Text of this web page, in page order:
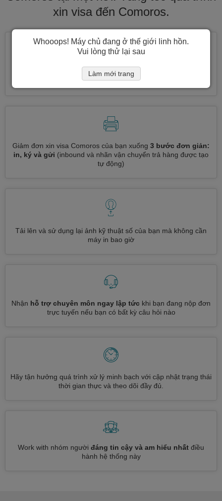
xin visa đến Comoros.
Đăng ký nhiều loại visa cùng một lúc
nhập thông tin lặp đi lặp lại
Giảm đơn xin visa Comoros của bạn xuống 3 bước đơn giản:
in, ký và gửi (inbound và nhãn vận chuyển trả hàng được tạo
tự động)
Tải lên và sử dụng lại ảnh kỹ thuật số của bạn mà không cần
máy in bao giờ
Nhận hỗ trợ chuyên môn ngay lập tức khi bạn đang nộp đơn
trực tuyến nếu bạn có bất kỳ câu hỏi nào
Hãy tận hưởng quá trình xử lý minh bạch với cập nhật trạng thái
thời gian thực và theo dõi đầy đủ.
Work with nhóm người đáng tin cậy và am hiểu nhất điều
hành hệ thống này
Whooops! Máy chủ đang ở thế giới linh hồn.
Vui lòng thử lại sau
Làm mới trang